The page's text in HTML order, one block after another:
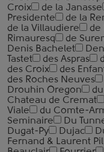
Croix
de la Janasse
Presidente
de la
de la Villaudiere
de
Rimauresq
de
Denis Bachelet
Tastet
des Aspras
des Croix
des
des Roches Neuves
Drouhin Oregon
Chateau de Cremat
Viale
du Comte-
Seminaire
Du
Dugat-Py
Dujac
Fernand & Laurent